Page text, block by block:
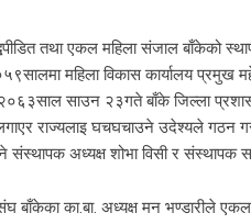
तथा एकल महिला संजाल बाँकेको
महिला विकास कार्यालय प्रमुख
साउन २३गते बाँके जिल्ला
लगाएर राज्यलाइ घचघचाउने उदेश्यले
संस्थापक अध्यक्ष शोभा विसी र संस्थापक
बाँकेका का.बा. अध्यक्ष मन भण्डारीले